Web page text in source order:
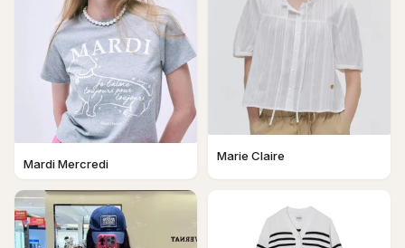
Mardi Mercredi
Marie Claire